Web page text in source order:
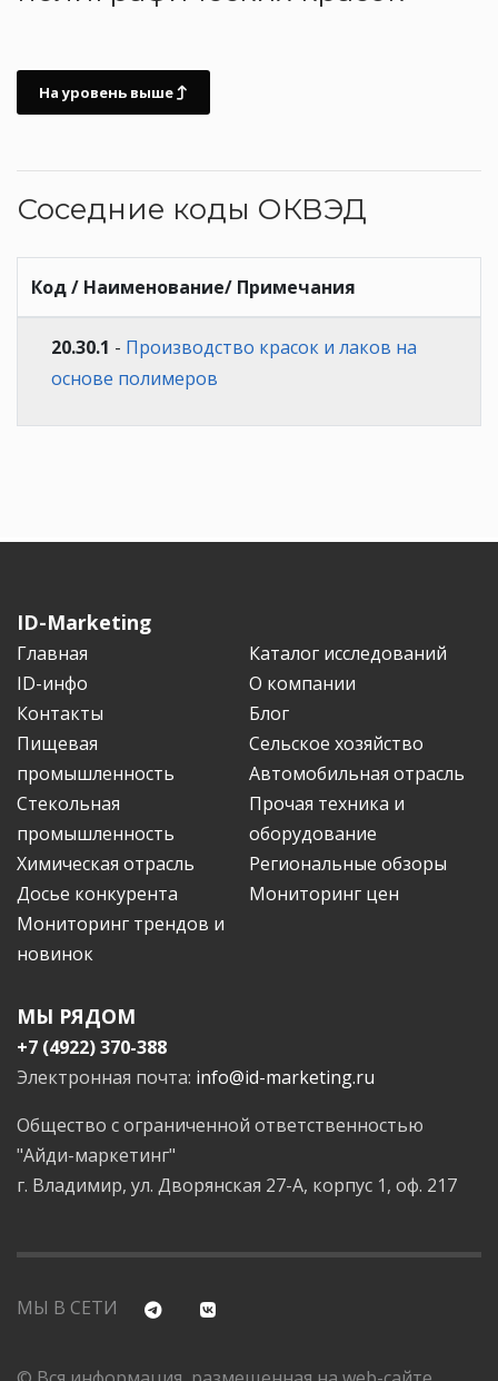
На уровень выше
Соседние коды ОКВЭД
Код / Наименование/ Примечания
20.30.1 - Производство красок и лаков на
основе полимеров
ID-Marketing
Главная
Каталог исследований
ID-инфо
О компании
Контакты
Блог
Пищевая
промышленность
Сельское хозяйство
Автомобильная отрасль
Стекольная
промышленность
Прочая техника и
оборудование
Химическая отрасль
Региональные обзоры
Досье конкурента
Мониторинг цен
Мониторинг трендов и
новинок
МЫ РЯДОМ
+7 (4922) 370-388
Электронная почта: info@id-marketing.ru
Общество с ограниченной ответственностью
"Айди-маркетинг"
г. Владимир, ул. Дворянская 27-А, корпус 1, оф. 217
МЫ В СЕТИ